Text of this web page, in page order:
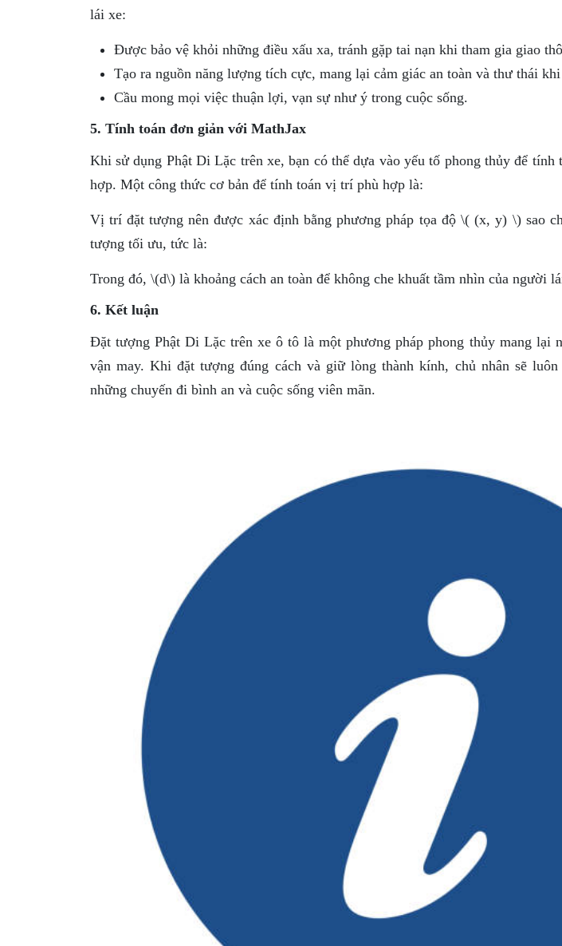
lái xe:
Được bảo vệ khỏi những điều xấu xa, tránh gặp tai nạn khi tham gia giao
Tạo ra nguồn năng lượng tích cực, mang lại cảm giác an toàn và thư thái
Cầu mong mọi việc thuận lợi, vạn sự như ý trong cuộc sống.
5. Tính toán đơn giản với MathJax
Khi sử dụng Phật Di Lặc trên xe, bạn có thể dựa vào yếu tố phong thủy để
hợp. Một công thức cơ bản để tính toán vị trí phù hợp là:
Vị trí đặt tượng nên được xác định bằng phương pháp tọa độ \( (x, y) \) sao
tượng tối ưu, tức là:
Trong đó, \(d\) là khoảng cách an toàn để không che khuất tầm nhìn của người
6. Kết luận
Đặt tượng Phật Di Lặc trên xe ô tô là một phương pháp phong thủy mang lại
vận may. Khi đặt tượng đúng cách và giữ lòng thành kính, chủ nhân sẽ
những chuyến đi bình an và cuộc sống viên mãn.